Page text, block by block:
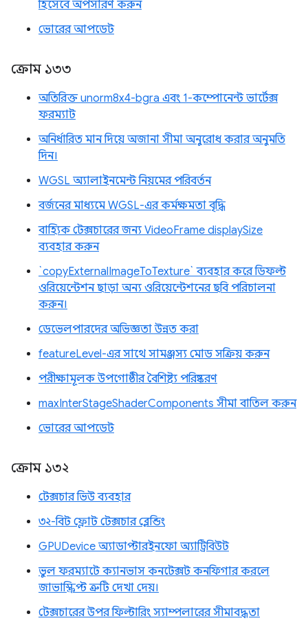
হিসেবে অপসারণ করুন
ভোরের আপডেট
ক্রোম ১৩৩
অতিরিক্ত unorm8x4-bgra এবং 1-কম্পোনেন্ট ভার্টেক্স
ফরম্যাট
অনির্ধারিত মান দিয়ে অজানা সীমা অনুরোধ করার অনুমতি
দিন।
WGSL অ্যালাইনমেন্ট নিয়মের পরিবর্তন
বর্জনের মাধ্যমে WGSL-এর কর্মক্ষমতা বৃদ্ধি
বাহ্যিক টেক্সচারের জন্য VideoFrame displaySize
ব্যবহার করুন
`copyExternalImageToTexture` ব্যবহার করে ডিফল্ট
ওরিয়েন্টেশন ছাড়া অন্য ওরিয়েন্টেশনের ছবি পরিচালনা
করুন।
ডেভেলপারদের অভিজ্ঞতা উন্নত করা
featureLevel-এর সাথে সামঞ্জস্য মোড সক্রিয় করুন
পরীক্ষামূলক উপগোষ্ঠীর বৈশিষ্ট্য পরিষ্করণ
maxInterStageShaderComponents সীমা বাতিল করুন
ভোরের আপডেট
ক্রোম ১৩২
টেক্সচার ভিউ ব্যবহার
৩২-বিট ফ্লোট টেক্সচার ব্লেন্ডিং
GPUDevice অ্যাডাপ্টারইনফো অ্যাট্রিবিউট
ভুল ফরম্যাটে ক্যানভাস কনটেক্সট কনফিগার করলে
জাভাস্ক্রিপ্ট ত্রুটি দেখা দেয়।
টেক্সচারের উপর ফিল্টারিং স্যাম্পলারের সীমাবদ্ধতা